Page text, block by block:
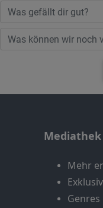
Mediathek
Mehr
Exklusiv
Genres